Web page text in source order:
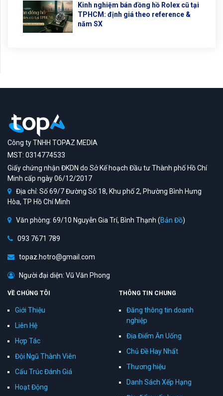
Kinh nghiệm bán đồng hồ Rolex cũ tại
TPHCM: định giá theo reference &
năm SX
Công ty TNHH TOPAZ MEDIA
MST: 0314774533
Giấy chứng nhận ĐKDN do Sở Kế hoạch Đầu tư Thành phố Hồ Chí
Minh cấp ngày 06/12/2017
Địa chỉ: Số 69/7 Đường Số 18, Khu phố 2, Phường Bình Hưng
Hòa, TP Hồ Chí Minh
Văn phòng: 69/10 Nguyễn Gia Trí, Bình Thạnh (Bản Đồ)
093 7671 789
topaz.hotro@gmail.com
Người đại diện: Vũ Văn Phong
VỀ CHÚNG TÔI
Giới Thiệu
Liên Hệ
Hợp Tác
Đội Ngũ Thành Viên
Cấu Trúc Đánh Giá
Hoạt Động
THÔNG TIN CHUNG
Đăng thông tin doanh
nghiệp
Địa Điểm Ăn Uống
Chủ Đề Hay Nhất
Thương hiệu
Danh Sách Xếp Hạng